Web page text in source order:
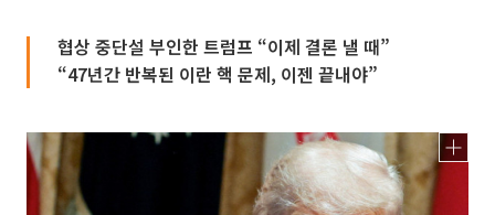
협상 중단설 부인한 트럼프 “이제 결론 낼 때”
“47년간 반복된 이란 핵 문제, 이젠 끝내야”